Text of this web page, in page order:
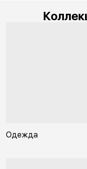
Одежда